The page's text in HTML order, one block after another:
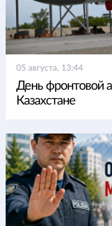
05 августа, 13:44
День фронтовой
Казахстане